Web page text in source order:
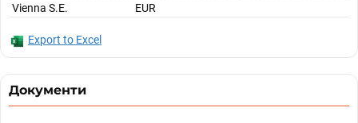
Vienna S.E.
EUR
Export to Excel
Документи